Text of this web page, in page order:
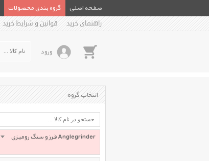
صفحه اصلی گروه بندی محصولات
راهنمای خرید
قوانین و شرایط خرید
ورود
انتخاب گروه
فرز و سنگ رومیزی Anglegrinder